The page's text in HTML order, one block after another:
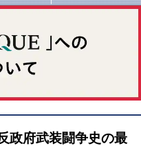
政府武装闘争史の最